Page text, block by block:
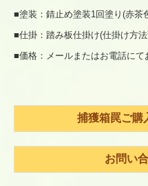
■塗装：錆止め塗装1回塗り(赤茶
■仕掛：踏み板仕掛け(仕掛け方
■価格：メールまたはお電話にて
捕獲箱罠ご購
お問い